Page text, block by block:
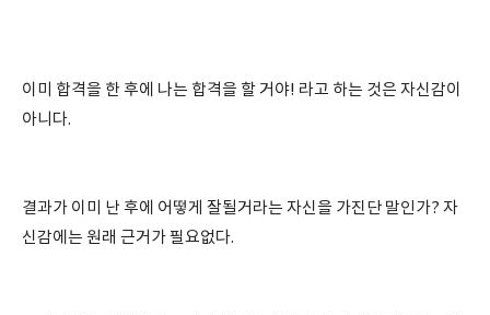
이미 합격을 한 후에 나는 합격을 할 거야! 라고 하는 것은 자신감이
아니다.
결과가 이미 난 후에 어떻게 잘될거라는 자신을 가진단 말인가? 자
신감에는 원래 근거가 필요없다.